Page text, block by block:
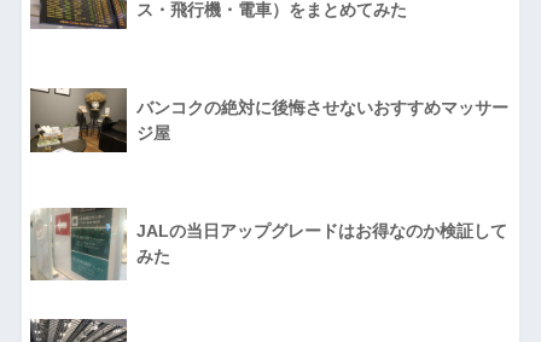
ス・飛行機・電車）をまとめてみた
バンコクの絶対に後悔させないおすすめマッサー
ジ屋
JALの当日アップグレードはお得なのか検証して
みた